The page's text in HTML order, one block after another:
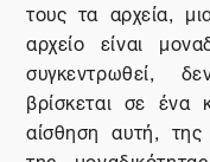
τους τα αρχεία,
αρχείο είναι
συγκεντρωθεί,
βρίσκεται σε ένα
αίσθηση αυτή, της